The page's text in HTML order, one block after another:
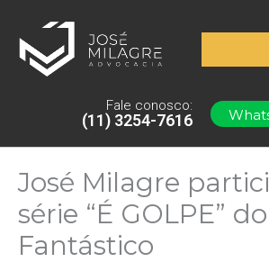
conteúdo
Fale conosco:
(11) 3254-7616
José Milagre
série “É GOLPE” do
Fantástico